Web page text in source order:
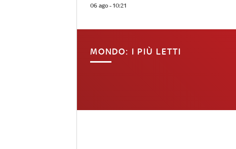
06 ago - 10:21
MONDO: I PIÙ LETTI